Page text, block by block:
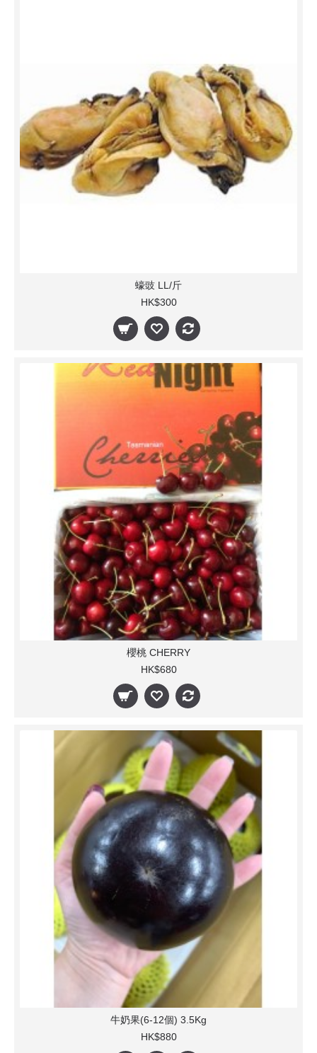
蠔豉 LL/斤
HK$300
櫻桃 CHERRY
HK$680
牛奶果(6-12個) 3.5Kg
HK$880